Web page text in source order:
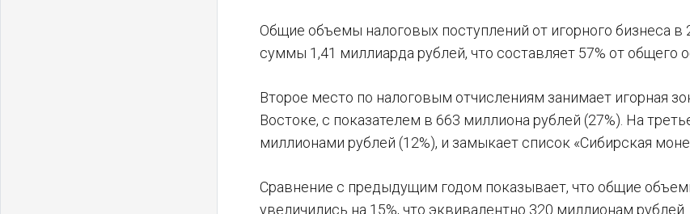
Общие объемы налоговых поступлений от игорного бизнеса в
суммы 1,41 миллиарда рублей, что составляет 57% от
Второе место по налоговым отчислениям занимает игорная
Востоке, с показателем в 663 миллиона рублей (27%). На
миллионами рублей (12%), и замыкает список «Сибирская
Сравнение с предыдущим годом показывает, что общие
увеличились на 15%, что эквивалентно 320 миллионам рублей.